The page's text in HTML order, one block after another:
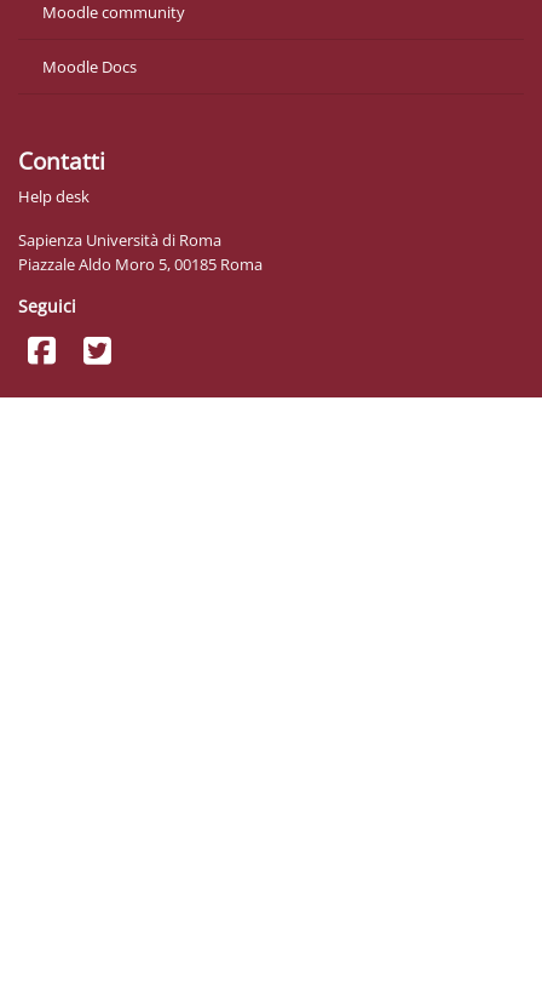
Moodle community
Moodle Docs
Contatti
Help desk
Sapienza Università di Roma
Piazzale Aldo Moro 5, 00185 Roma
Seguici